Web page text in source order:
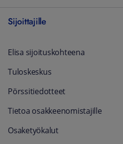
Sijoittajille
Elisa sijoituskohteena
Tuloskeskus
Pörssitiedotteet
Tietoa osakkeenomistajille
Osaketyökalut